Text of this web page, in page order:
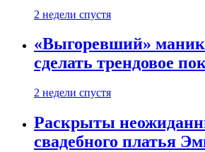
2 недели спустя
«Выгоревший»
сделать трендовое
2 недели спустя
Раскрыты
свадебного платья